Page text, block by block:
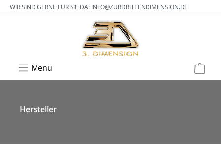
WIR SIND GERNE FÜR SIE DA: INFO@ZURDRITTENDIMENSION.DE
Menu
Hersteller